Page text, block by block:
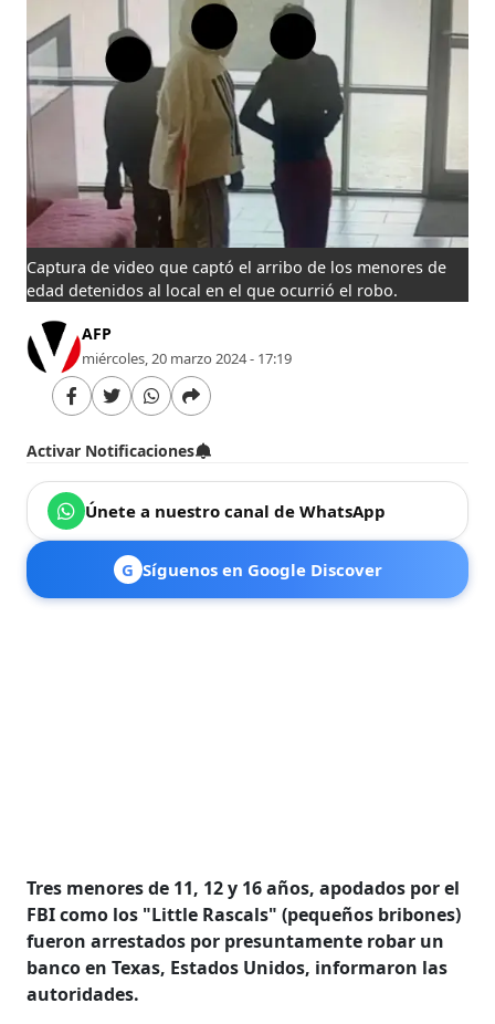
Captura de video que captó el arribo de los menores de
edad detenidos al local en el que ocurrió el robo.
AFP
miércoles, 20 marzo 2024 - 17:19
Activar Notificaciones
Únete a nuestro canal de WhatsApp
G Síguenos en Google Discover
Tres menores de 11, 12 y 16 años, apodados por el
FBI como los "Little Rascals" (pequeños bribones)
fueron arrestados por presuntamente robar un
banco en Texas, Estados Unidos, informaron las
autoridades.